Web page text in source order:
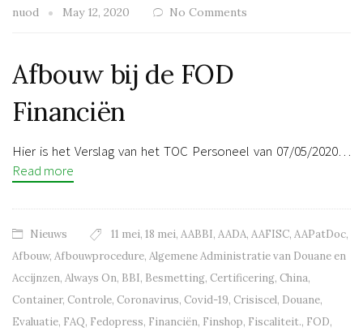
nuod May 12, 2020 No Comments
Afbouw bij de FOD
Financiën
Hier is het Verslag van het TOC Personeel van 07/05/2020…
Read more
Nieuws 11 mei, 18 mei, AABBI, AADA, AAFISC, AAPatDoc,
Afbouw, Afbouwprocedure, Algemene Administratie van Douane en
Accijnzen, Always On, BBI, Besmetting, Certificering, China,
Container, Controle, Coronavirus, Covid-19, Crisiscel, Douane,
Evaluatie, FAQ, Fedopress, Financiën, Finshop, Fiscaliteit., FOD,